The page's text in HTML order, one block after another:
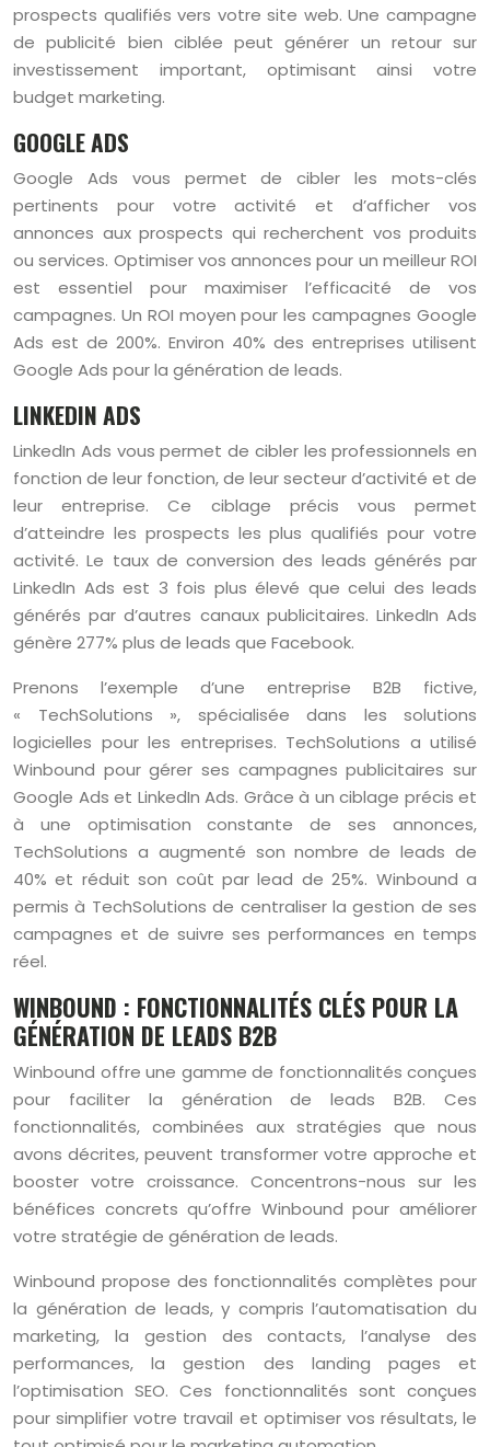
prospects qualifiés vers votre site web. Une campagne
de publicité bien ciblée peut générer un retour sur
investissement important, optimisant ainsi votre
budget marketing.
GOOGLE ADS
Google Ads vous permet de cibler les mots-clés
pertinents pour votre activité et d’afficher vos
annonces aux prospects qui recherchent vos produits
ou services. Optimiser vos annonces pour un meilleur ROI
est essentiel pour maximiser l’efficacité de vos
campagnes. Un ROI moyen pour les campagnes Google
Ads est de 200%. Environ 40% des entreprises utilisent
Google Ads pour la génération de leads.
LINKEDIN ADS
LinkedIn Ads vous permet de cibler les professionnels en
fonction de leur fonction, de leur secteur d’activité et de
leur entreprise. Ce ciblage précis vous permet
d’atteindre les prospects les plus qualifiés pour votre
activité. Le taux de conversion des leads générés par
LinkedIn Ads est 3 fois plus élevé que celui des leads
générés par d’autres canaux publicitaires. LinkedIn Ads
génère 277% plus de leads que Facebook.
Prenons l’exemple d’une entreprise B2B fictive,
« TechSolutions », spécialisée dans les solutions
logicielles pour les entreprises. TechSolutions a utilisé
Winbound pour gérer ses campagnes publicitaires sur
Google Ads et LinkedIn Ads. Grâce à un ciblage précis et
à une optimisation constante de ses annonces,
TechSolutions a augmenté son nombre de leads de
40% et réduit son coût par lead de 25%. Winbound a
permis à TechSolutions de centraliser la gestion de ses
campagnes et de suivre ses performances en temps
réel.
WINBOUND : FONCTIONNALITÉS CLÉS POUR LA
GÉNÉRATION DE LEADS B2B
Winbound offre une gamme de fonctionnalités conçues
pour faciliter la génération de leads B2B. Ces
fonctionnalités, combinées aux stratégies que nous
avons décrites, peuvent transformer votre approche et
booster votre croissance. Concentrons-nous sur les
bénéfices concrets qu’offre Winbound pour améliorer
votre stratégie de génération de leads.
Winbound propose des fonctionnalités complètes pour
la génération de leads, y compris l’automatisation du
marketing, la gestion des contacts, l’analyse des
performances, la gestion des landing pages et
l’optimisation SEO. Ces fonctionnalités sont conçues
pour simplifier votre travail et optimiser vos résultats, le